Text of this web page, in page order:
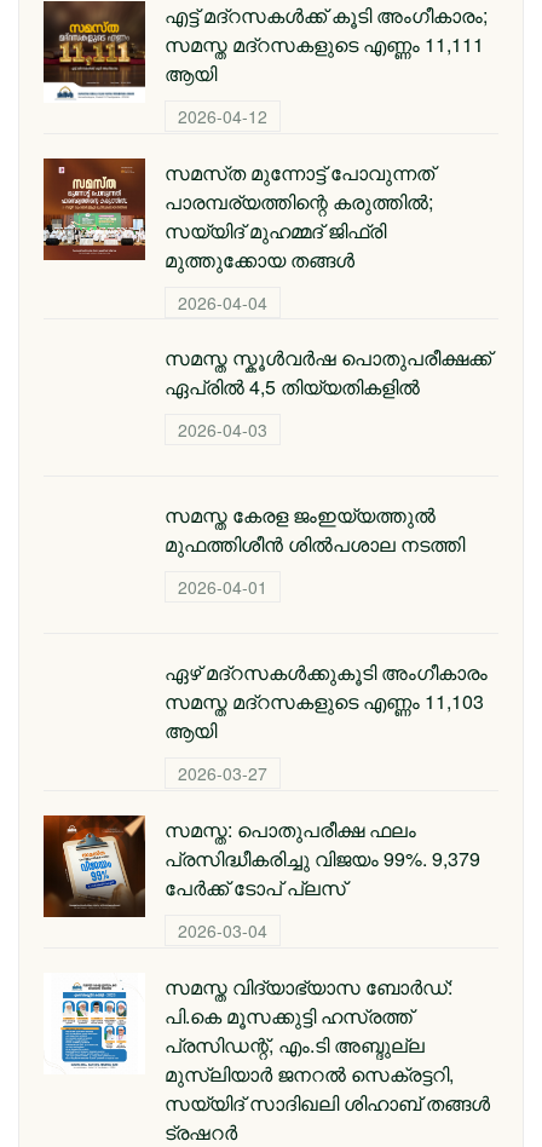
എട്ട് മദ്റസകള്‍ക്ക് കൂടി അംഗീകാരം;
സമസ്ത മദ്റസകളുടെ എണ്ണം 11,111
ആയി
2026-04-12
സമസ്‌ത മുന്നോട്ട് പോവുന്നത്
പാരമ്പര്യത്തിന്റെ കരുത്തിൽ;
സയ്യിദ് മുഹമ്മദ് ജിഫ്രി
മുത്തുക്കോയ തങ്ങള്‍
2026-04-04
സമസ്ത സ്കൂള്‍വര്‍ഷ പൊതുപരീക്ഷക്ക്
ഏപ്രില്‍ 4,5 തിയ്യതികളില്‍
2026-04-03
സമസ്ത കേരള ജംഇയ്യത്തുല്‍
മുഫത്തിശീന്‍ ശില്‍പശാല നടത്തി
2026-04-01
ഏഴ് മദ്റസകള്‍ക്കുകൂടി അംഗീകാരം
സമസ്ത മദ്റസകളുടെ എണ്ണം 11,103
ആയി
2026-03-27
സമസ്ത: പൊതുപരീക്ഷ ഫലം
പ്രസിദ്ധീകരിച്ചു വിജയം 99%. 9,379
പേര്‍ക്ക് ടോപ് പ്ലസ്
2026-03-04
സമസ്ത വിദ്യാഭ്യാസ ബോർഡ്:
പി.കെ മൂസക്കുട്ടി ഹസ്രത്ത്
പ്രസിഡന്റ്, എം.ടി അബ്ദുല്ല
മുസ്ലിയാർ ജനറൽ സെക്രട്ടറി,
സയ്യിദ് സാദിഖലി ശിഹാബ് തങ്ങൾ
ട്രഷറർ